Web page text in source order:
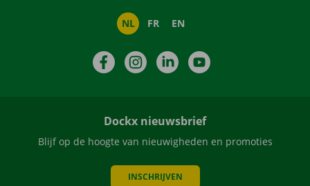
NL FR EN
FacebookInstagramLinkedIn
Dockx nieuwsbrief
Blijf op de hoogte van nieuwigheden en promoties
INSCHRIJVEN